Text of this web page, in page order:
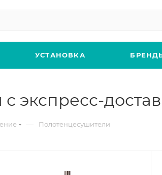
УСТАНОВКА
экспресс-
— Полотенцесушители